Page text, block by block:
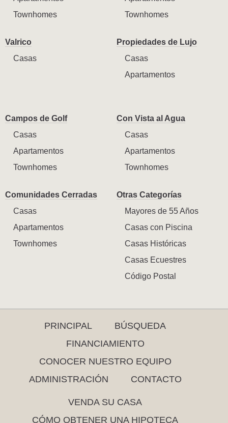
Townhomes
Townhomes
Valrico
Casas
Propiedades de Lujo
Casas
Apartamentos
Campos de Golf
Casas
Apartamentos
Townhomes
Con Vista al Agua
Casas
Apartamentos
Townhomes
Comunidades Cerradas
Casas
Apartamentos
Townhomes
Otras Categorías
Mayores de 55 Años
Casas con Piscina
Casas Históricas
Casas Ecuestres
Código Postal
PRINCIPAL
BÚSQUEDA
FINANCIAMIENTO
CONOCER NUESTRO EQUIPO
ADMINISTRACIÓN
CONTACTO
VENDA SU CASA
CÓMO OBTENER UNA HIPOTECA